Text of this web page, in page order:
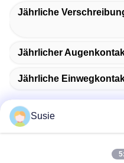
Jährliche
Jährlicher
Jährliche
Schnelle
Susie